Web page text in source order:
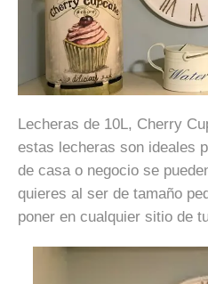
Lecheras de 10L, Cherry
estas lecheras son ideales
de casa o negocio se
quieres al ser de tamaño
poner en cualquier sitio de